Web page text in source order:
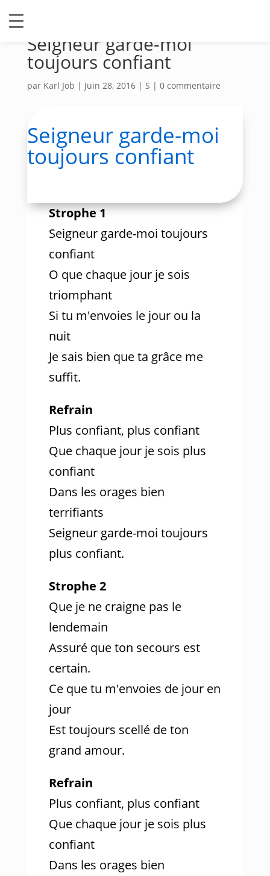
Seigneur garde-moi
toujours confiant
par Karl Job | Juin 28, 2016| S | 0 commentaire
Seigneur garde-moi
toujours confiant
Strophe 1
Seigneur garde-moi toujours
confiant
O que chaque jour je sois
triomphant
Si tu m'envoies le jour ou la
nuit
Je sais bien que ta grâce me
suffit.
Refrain
Plus confiant, plus confiant
Que chaque jour je sois plus
confiant
Dans les orages bien
terrifiants
Seigneur garde-moi toujours
plus confiant.
Strophe 2
Que je ne craigne pas le
lendemain
Assuré que ton secours est
certain.
Ce que tu m'envoies de jour en
jour
Est toujours scellé de ton
grand amour.
Refrain
Plus confiant, plus confiant
Que chaque jour je sois plus
confiant
Dans les orages bien